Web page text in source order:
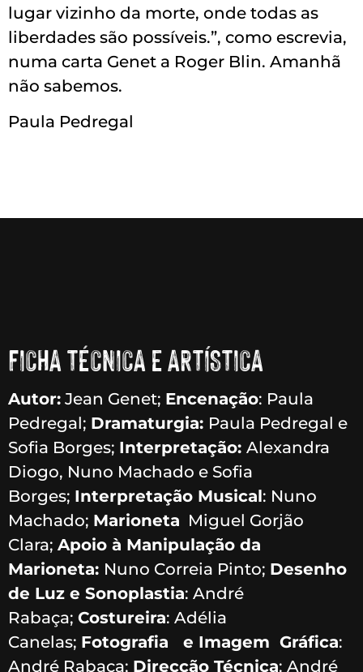
lugar vizinho da morte, onde todas as
liberdades são possíveis.”, como escrevia,
numa carta Genet a Roger Blin. Amanhã
não sabemos.
Paula Pedregal
FICHA TÉCNICA E ARTÍSTICA
Autor: Jean Genet; Encenação: Paula
Pedregal; Dramaturgia: Paula Pedregal e
Sofia Borges; Interpretação: Alexandra
Diogo, Nuno Machado e Sofia
Borges; Interpretação Musical: Nuno
Machado; Marioneta Miguel Gorjão
Clara; Apoio à Manipulação da
Marioneta: Nuno Correia Pinto; Desenho
de Luz e Sonoplastia: André
Rabaça; Costureira: Adélia
Canelas; Fotografia e Imagem Gráfica:
André Rabaça; Direcção Técnica: André